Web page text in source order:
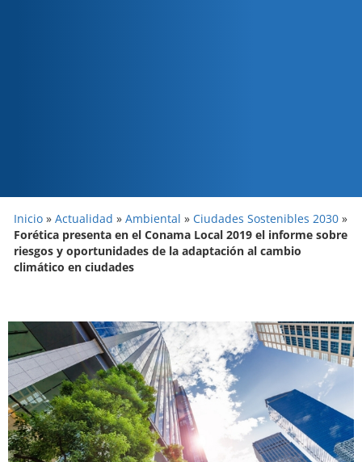
Inicio » Actualidad » Ambiental » Ciudades Sostenibles 2030 »
Forética presenta en el Conama Local 2019 el informe sobre
riesgos y oportunidades de la adaptación al cambio
climático en ciudades